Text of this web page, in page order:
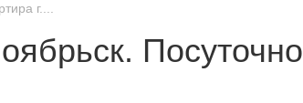
г....
Посуточно